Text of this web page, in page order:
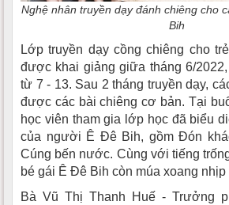
Nghệ nhân truyền dạy đánh chiêng cho
Bih
Lớp truyền dạy cồng chiêng cho
được khai giảng giữa tháng 6/
từ 7 - 13. Sau 2 tháng truyền dạy,
được các bài chiêng cơ bản. Tại
học viên tham gia lớp học đã biểu
của người Ê Đê Bih, gồm Đón
Cúng bến nước. Cùng với tiếng
bé gái Ê Đê Bih còn múa xoang nhịp
Bà Vũ Thị Thanh Huế - Trưởng